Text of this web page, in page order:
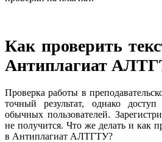
Как проверить
Антиплагиат
Проверка работы в
точный результат, однако
обычных пользователей.
не получится. Что же делать и как
в Антиплагиат АЛТГТУ?